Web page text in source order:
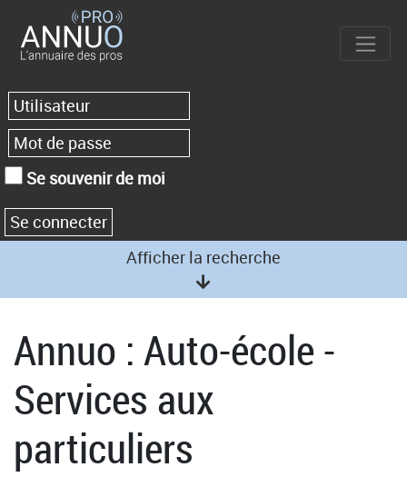
Se souvenir de moi
Afficher la recherche
Annuo : Auto-école -
Services aux
particuliers